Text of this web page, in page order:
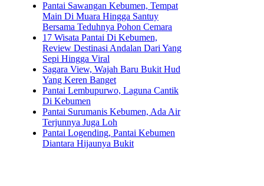
Pantai Sawangan Kebumen, Tempat
Main Di Muara Hingga Santuy
Bersama Teduhnya Pohon Cemara
17 Wisata Pantai Di Kebumen,
Review Destinasi Andalan Dari Yang
Sepi Hingga Viral
Sagara View, Wajah Baru Bukit Hud
Yang Keren Banget
Pantai Lembupurwo, Laguna Cantik
Di Kebumen
Pantai Surumanis Kebumen, Ada Air
Terjunnya Juga Loh
Pantai Logending, Pantai Kebumen
Diantara Hijaunya Bukit